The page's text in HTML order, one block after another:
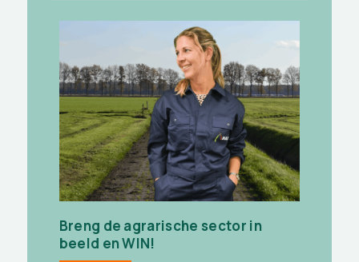
Breng de agrarische sector in
beeld en WIN!